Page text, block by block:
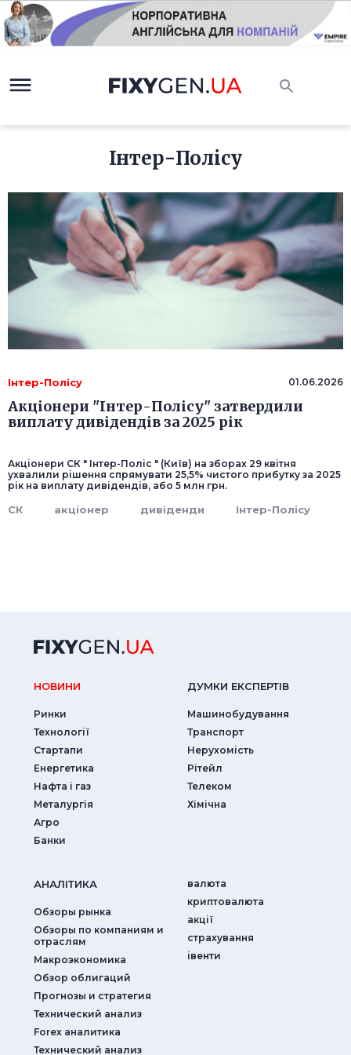
Інтер-Полісу
Інтер-Полісу 01.06.2026
Акціонери "Інтер-Полісу" затвердили
виплату дивідендів за 2025 рік
Акціонери СК " Інтер-Поліс " (Київ) на зборах 29 квітня
ухвалили рішення спрямувати 25,5% чистого прибутку за 2025
рік на виплату дивідендів, або 5 млн грн.
СК акціонер дивіденди Інтер-Полісу
НОВИНИ
Ринки
Технології
Стартапи
Енергетика
Нафта і газ
Металургія
Агро
Банки
ДУМКИ ЕКСПЕРТIВ
Машинобудування
Транспорт
Нерухомість
Рітейл
Телеком
Хімічна
АНАЛIТИКА
Обзоры рынка
Обзоры по компаниям и
отраслям
Макроэкономика
Обзор облигаций
Прогнозы и стратегия
Технический анализ
Forex аналитика
Технический анализ
валюта
криптовалюта
акції
страхування
iвенти